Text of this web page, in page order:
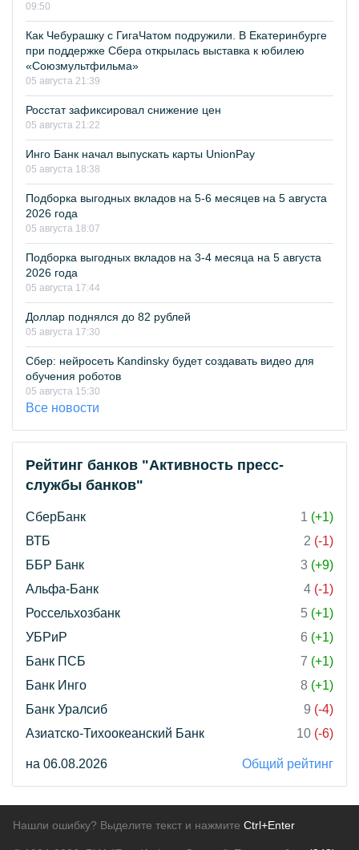
09:50
Как Чебурашку с ГигаЧатом подружили. В Екатеринбурге
при поддержке Сбера открылась выставка к юбилею
«Союзмультфильма»
05 августа 21:39
Росстат зафиксировал снижение цен
05 августа 21:22
Инго Банк начал выпускать карты UnionPay
05 августа 18:38
Подборка выгодных вкладов на 5-6 месяцев на 5 августа
2026 года
05 августа 18:07
Подборка выгодных вкладов на 3-4 месяца на 5 августа
2026 года
05 августа 17:44
Доллар поднялся до 82 рублей
05 августа 17:30
Сбер: нейросеть Kandinsky будет создавать видео для
обучения роботов
05 августа 15:30
Все новости
Рейтинг банков "Активность пресс-
службы банков"
СберБанк 1 (+1)
ВТБ
2 (-1)
ББР Банк
3 (+9)
Альфа-Банк
4 (-1)
Россельхозбанк
5 (+1)
УБРиР
6 (+1)
Банк ПСБ
7 (+1)
Банк Инго
8 (+1)
Банк Уралсиб
9 (-4)
Азиатско-Тихоокеанский Банк
10 (-6)
на 06.08.2026 Общий рейтинг
Нашли ошибку? Выделите текст и нажмите Ctrl+Enter